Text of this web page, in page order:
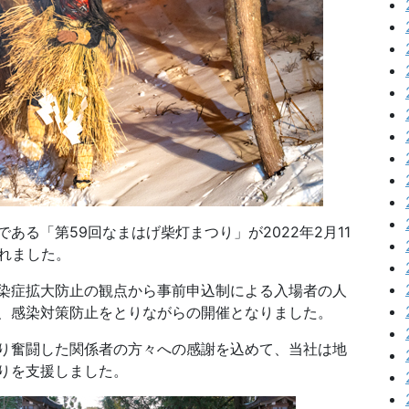
る「第59回なまはげ柴灯まつり」が2022年2月11
ました。
拡大防止の観点から事前申込制による入場者の人
染対策防止をとりながらの開催となりました。
奮闘した関係者の方々への感謝を込めて、当社は地
支援しました。